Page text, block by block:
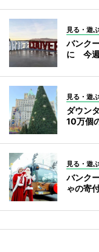
見る・遊ぶ
バンク
に 今週
見る・遊ぶ
ダウン
10万個
見る・遊ぶ
バンク
ゃの寄